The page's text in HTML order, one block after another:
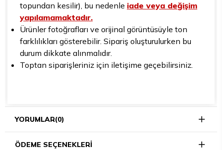
topundan kesilir), bu nedenle iade veya değişim
yapılamamaktadır.
Ürünler fotoğrafları ve orijinal görüntüsüyle ton
farklılıkları gösterebilir. Sipariş oluşturulurken bu
durum dikkate alınmalıdır.
Toptan siparişleriniz için iletişime geçebilirsiniz.
YORUMLAR(0)
ÖDEME SEÇENEKLERI